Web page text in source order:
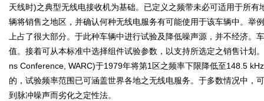
天线时)之典型无线电接收机为基础。已定义之频带未必可适用于所
辆将销售之地区，并确认何种无线电服务有可能使用于该车辆中。举
上占了很大部分。于此种车辆中进行试验及降低噪声源，并不经济
值。接着可从本标准中选择组件试验参数，以支持所选定之销售计
ns Conference, WARC)于1979年将第1区之频率下限降低至148.5
的，试验频率范围已可涵盖世界各地之无线电服务。于多数情况中
到脉冲噪声而劣化之定性法。